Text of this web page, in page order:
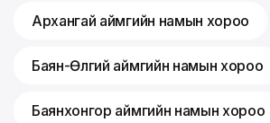
Архангай аймгийн намын хороо
Баян-Өлгий аймгийн намын хороо
Баянхонгор аймгийн намын хороо